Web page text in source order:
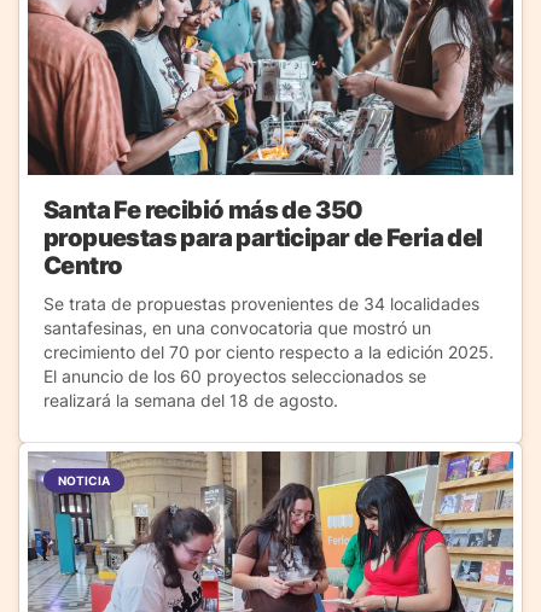
Santa Fe recibió más de 350
propuestas para participar de Feria del
Centro
Se trata de propuestas provenientes de 34 localidades
santafesinas, en una convocatoria que mostró un
crecimiento del 70 por ciento respecto a la edición 2025.
El anuncio de los 60 proyectos seleccionados se
realizará la semana del 18 de agosto.
NOTICIA